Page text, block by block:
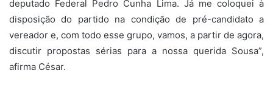
deputado Federal Pedro Cunha Lima. Já me coloquei à
disposição do partido na condição de pré-candidato a
vereador e, com todo esse grupo, vamos, a partir de agora,
discutir propostas sérias para a nossa querida Sousa”,
afirma César.